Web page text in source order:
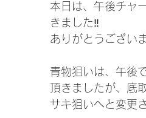
本日は、午後チャ
きました‼️
ありがとうござい
青物狙いは、午後
頂きましたが、底
サキ狙いへと変更